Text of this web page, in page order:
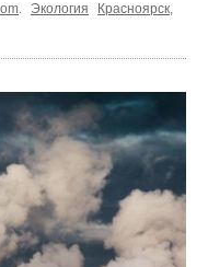
. Экология Красноярск,